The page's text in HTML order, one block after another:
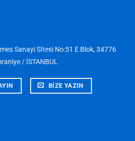
Sanayi Sİtesi No:51 E Blok, 34776
/ İSTANBUL
BİZE YAZIN